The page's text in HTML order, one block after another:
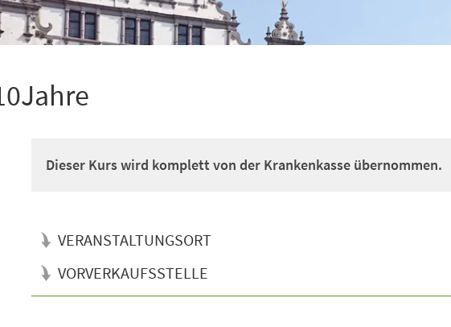
Dieser Kurs wird komplett von der Krankenkasse übernommen.
VERANSTALTUNGSORT
VORVERKAUFSSTELLE